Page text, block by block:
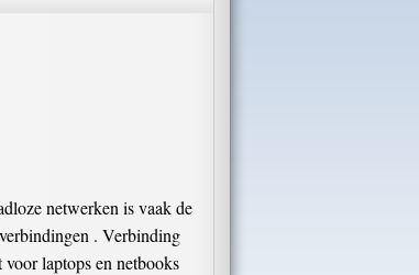
netwerken is vaak de
. Verbinding
laptops en netbooks